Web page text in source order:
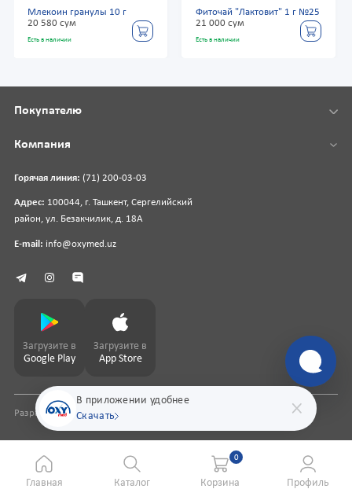
Млекоин гранулы 10 г
20 580 сум
Есть в наличии
Фиточай "Лактовит" 1 г №25
21 000 сум
Есть в наличии
В приложении удобнее
Скачать
Горячая линия: (71) 200-03-03
Адрес: 100044, г. Ташкент, Сергелийский
район, ул. Безакчилик, д. 18А
E-mail: info@oxymed.uz
Покупателю
Компания
Загрузите в
Google Play
Загрузите в
App Store
Разработка сайтаpharmit.uz
Главная Каталог
0
Корзина Профиль